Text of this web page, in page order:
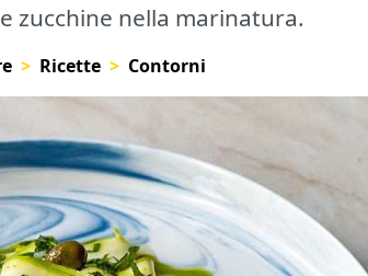
zucchine nella marinatura.
Ricette Contorni